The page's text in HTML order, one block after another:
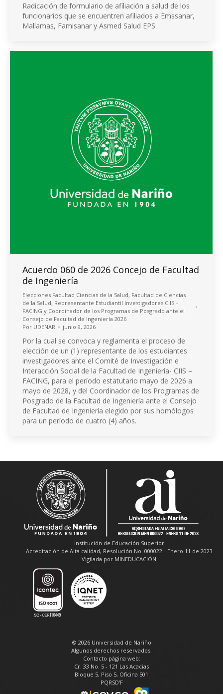
Radicación de formulario de afiliación a salud de los
funcionarios que se encuentren afiliados a Emssanar,
Mallamas, Famisanar y Asmed Salud EPS.
Acuerdo 060 de 2026 Concejo de Facultad
de Ingeniería
Elecciones Facultad Ciencias de la Salud, Facultad de Ciencias
de la Salud, Representante Estudiantil Investigadores CIIS –
FACING y Coordinador de los Programas de Posgrado ante el
Consejo de Facultad de Ingeniería 2026
Por UDENAR junio 9, 2026
Por la cual se convoca y reglamenta el proceso de
elección de un (1) representante de los estudiantes
investigadores ante el Comité de Investigación e
Interacción Social de la Facultad de Ingeniería- CIIS –
FACING, para el período estatutario mayo de 2026 a
mayo de 2028, y del Coordinador de los Programas de
Posgrado de la Facultad de Ingeniería ante el Consejo
de Facultad de Ingeniería elegido por sus homólogos
para un período de cuatro (4) años.
Institución de Educación Superior
Acreditación de Alta calidad, Resolución No. 000022 - Enero 11 de 2023
Vigilada por MINEDUCACIÓN
© 2026 Universidad de Nariño
Algunos derechos reservados.
Contacto página web:
Cr. 33 No. 5 - 121 Las Acacias
Bloque 5, Piso 5, Oficina 501
PQRSD'F